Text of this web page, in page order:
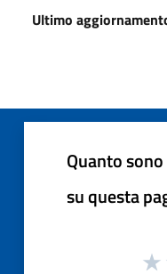
Ultimo
Quanto
su questa